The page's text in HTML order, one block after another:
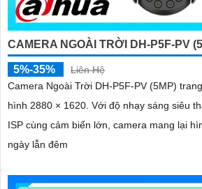
CAMERA NGOÀI TRỜI DH-P5F-PV
5%-35%
Liên Hệ
Camera Ngoài Trời DH-P5F-PV (5MP)
hình 2880 × 1620. Với độ nhạy sáng siêu thấp và công nghệ AI-
ISP cùng cảm biến lớn, camera mang lại
ngày lẫn đêm